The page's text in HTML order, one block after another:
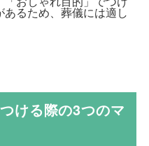
るため、葬儀には適し
ける際の3つのマ